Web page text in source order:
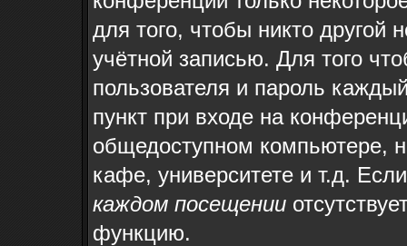
для того, чтобы никто другой
учётной записью. Для того
пользователя и пароль
пункт при входе на
общедоступном компьютере,
кафе, университете и т.д.
каждом посещении
функцию.